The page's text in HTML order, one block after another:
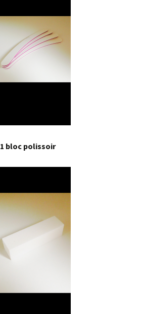
1 bloc polissoir